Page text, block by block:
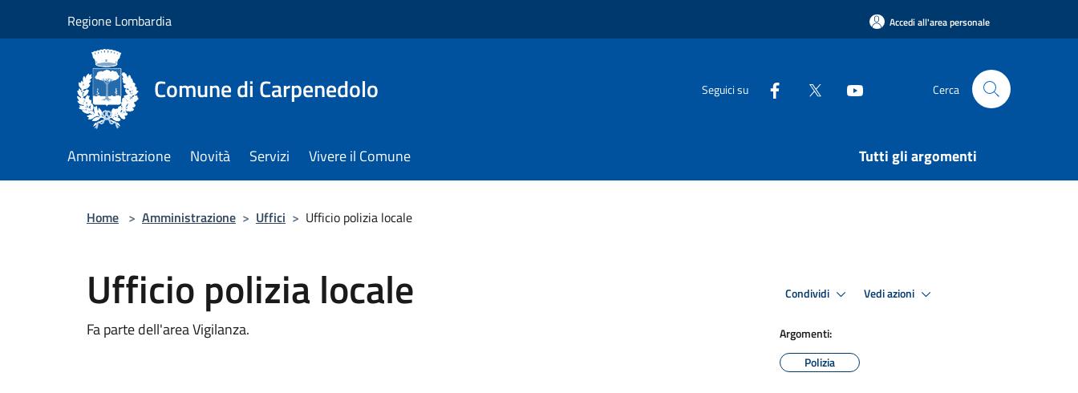
Regione Lombardia Accedi all'area personale
Comune di Carpenedolo Seguici su Cerca
Amministrazione Novità Servizi Vivere il Comune Tutti gli argomenti
Home > Amministrazione > Uffici > Ufficio polizia locale
Ufficio polizia locale
Fa parte dell'area Vigilanza.
Condividi Vedi azioni
Argomenti:
Polizia